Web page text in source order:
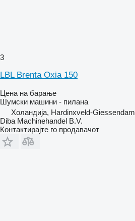
3
LBL Brenta Oxia 150
Цена на барање
Шумски машини - пилана
Холандија, Hardinxveld-Giessendam
Diba Machinehandel B.V.
Контактирајте го продавачот